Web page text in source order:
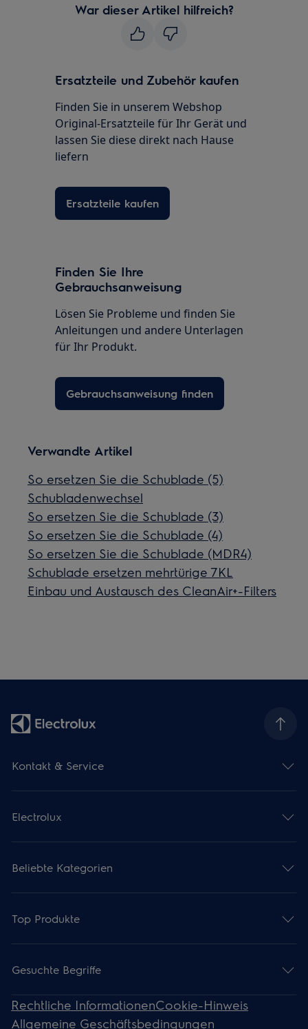
War dieser Artikel hilfreich?
Ersatzteile und Zubehör kaufen
Finden Sie in unserem Webshop
Original-Ersatzteile für Ihr Gerät und
lassen Sie diese direkt nach Hause
liefern
Ersatzteile kaufen
Finden Sie Ihre
Gebrauchsanweisung
Lösen Sie Probleme und finden Sie
Anleitungen und andere Unterlagen
für Ihr Produkt.
Gebrauchsanweisung finden
Verwandte Artikel
So ersetzen Sie die Schublade (5)
Schubladenwechsel
So ersetzen Sie die Schublade (3)
So ersetzen Sie die Schublade (4)
So ersetzen Sie die Schublade (MDR4)
Schublade ersetzen mehrtürige 7KL
Einbau und Austausch des CleanAir+-Filters
Kontakt & Service
Electrolux
Beliebte Kategorien
Top Produkte
Gesuchte Begriffe
Rechtliche InformationenCookie-Hinweis
Allgemeine Geschäftsbedingungen